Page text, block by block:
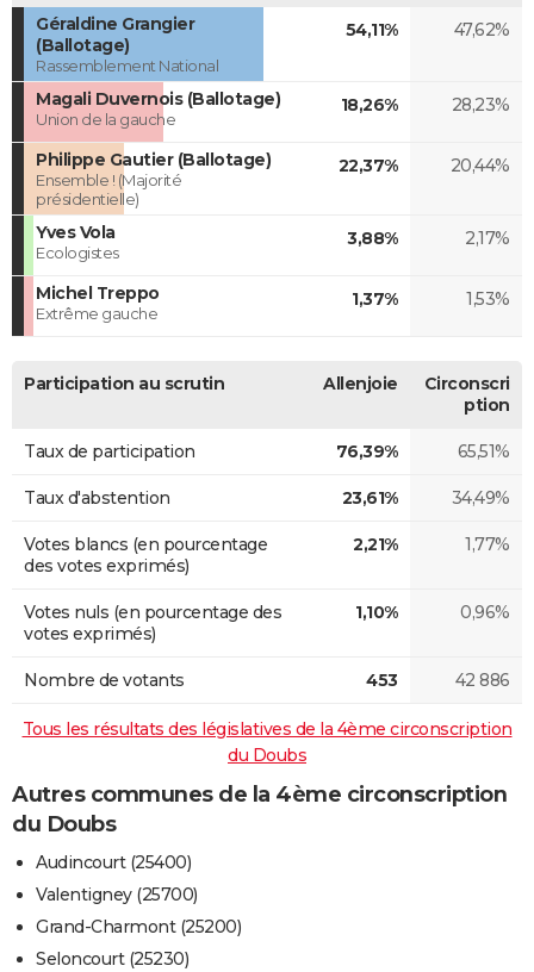
Géraldine Grangier
(Ballotage)
Rassemblement National
54,11% 47,62%
Magali Duvernois (Ballotage)
Union de la gauche
18,26% 28,23%
Philippe Gautier (Ballotage)
Ensemble ! (Majorité
présidentielle)
22,37% 20,44%
Yves Vola
Ecologistes
3,88% 2,17%
Michel Treppo
Extrême gauche
1,37% 1,53%
Participation au scrutin Allenjoie
Circonscri
ption
Taux de participation 76,39% 65,51%
Taux d'abstention 23,61% 34,49%
Votes blancs (en pourcentage
des votes exprimés)
2,21% 1,77%
Votes nuls (en pourcentage des
votes exprimés)
1,10% 0,96%
Nombre de votants 453 42 886
Tous les résultats des législatives de la 4ème circonscription
du Doubs
Autres communes de la 4ème circonscription
du Doubs
Audincourt (25400)
Valentigney (25700)
Grand-Charmont (25200)
Seloncourt (25230)